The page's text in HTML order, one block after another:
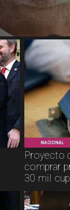
NACIONAL
Proyecto
comprar
30 mil